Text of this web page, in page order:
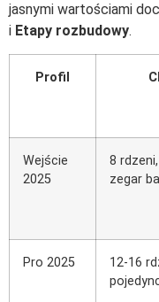
jasnymi wartościami
i Etapy rozbudowy.
Profil
Wejście
2025
8
zegar
Pro 2025
12-16